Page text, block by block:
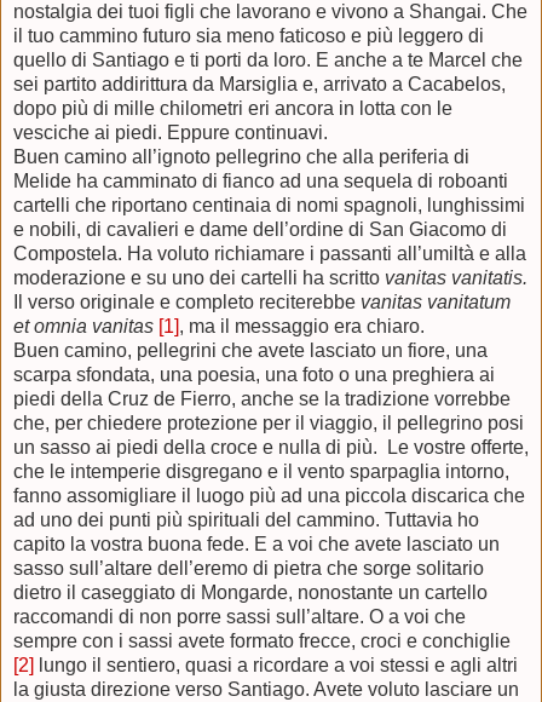
nostalgia dei tuoi figli che lavorano e vivono a Shangai. Che
il tuo cammino futuro sia meno faticoso e più leggero di
quello di Santiago e ti porti da loro. E anche a te Marcel che
sei partito addirittura da Marsiglia e, arrivato a Cacabelos,
dopo più di mille chilometri eri ancora in lotta con le
vesciche ai piedi. Eppure continuavi.
Buen camino all’ignoto pellegrino che alla periferia di
Melide ha camminato di fianco ad una sequela di roboanti
cartelli che riportano centinaia di nomi spagnoli, lunghissimi
e nobili, di cavalieri e dame dell’ordine di San Giacomo di
Compostela. Ha voluto richiamare i passanti all’umiltà e alla
moderazione e su uno dei cartelli ha scritto vanitas vanitatis.
Il verso originale e completo reciterebbe vanitas vanitatum
et omnia vanitas [1], ma il messaggio era chiaro.
Buen camino, pellegrini che avete lasciato un fiore, una
scarpa sfondata, una poesia, una foto o una preghiera ai
piedi della Cruz de Fierro, anche se la tradizione vorrebbe
che, per chiedere protezione per il viaggio, il pellegrino posi
un sasso ai piedi della croce e nulla di più.
Le vostre offerte,
che le intemperie disgregano e il vento sparpaglia intorno,
fanno assomigliare il luogo più ad una piccola discarica che
ad uno dei punti più spirituali del cammino. Tuttavia ho
capito la vostra buona fede. E a voi che avete lasciato un
sasso sull’altare dell’eremo di pietra che sorge solitario
dietro il caseggiato di Mongarde, nonostante un cartello
raccomandi di non porre sassi sull’altare. O a voi che
sempre con i sassi avete formato frecce, croci e conchiglie
[2]
lungo il sentiero, quasi a ricordare a voi stessi e agli altri
la giusta direzione verso Santiago. Avete voluto lasciare un